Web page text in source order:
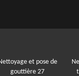
et pose de
gouttière 27